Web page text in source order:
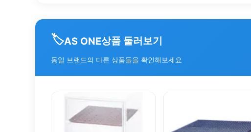
🏷️AS ONE상품 둘러보기
동일 브랜드의 다른 상품들을 확인해보세요